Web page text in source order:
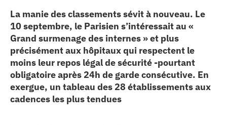
au CHU
La manie des classements sévit à nouveau. Le
10 septembre, le Parisien s’intéressait au «
Grand surmenage des internes » et plus
précisément aux hôpitaux qui respectent le
moins leur repos légal de sécurité -pourtant
obligatoire après 24h de garde consécutive. En
exergue, un tableau des 28 établissements aux
cadences les plus tendues